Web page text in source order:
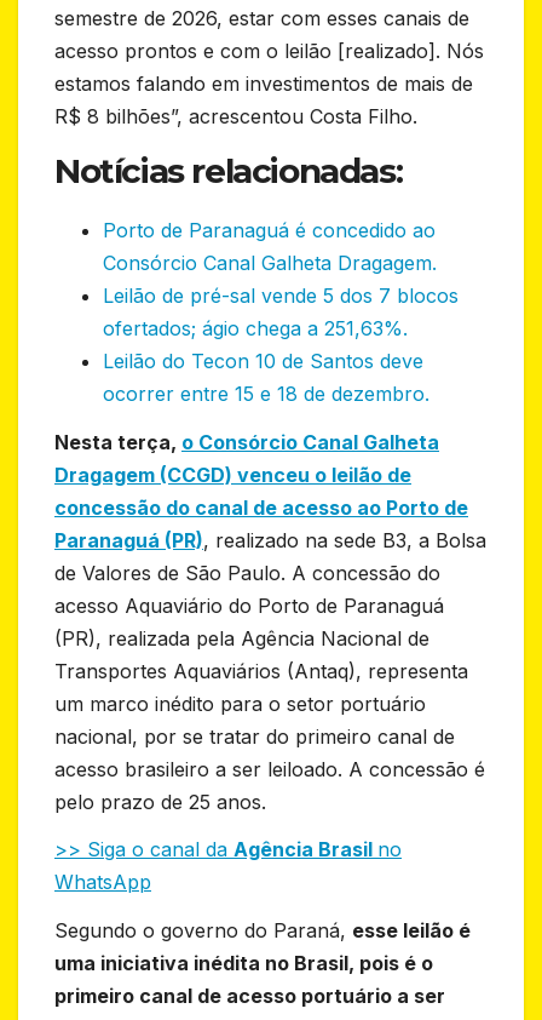
semestre de 2026, estar com esses canais de
acesso prontos e com o leilão [realizado]. Nós
estamos falando em investimentos de mais de
R$ 8 bilhões”, acrescentou Costa Filho.
Notícias relacionadas:
Porto de Paranaguá é concedido ao
Consórcio Canal Galheta Dragagem.
Leilão de pré-sal vende 5 dos 7 blocos
ofertados; ágio chega a 251,63%.
Leilão do Tecon 10 de Santos deve
ocorrer entre 15 e 18 de dezembro.
Nesta terça, o Consórcio Canal Galheta
Dragagem (CCGD) venceu o leilão de
concessão do canal de acesso ao Porto de
Paranaguá (PR), realizado na sede B3, a Bolsa
de Valores de São Paulo. A concessão do
acesso Aquaviário do Porto de Paranaguá
(PR), realizada pela Agência Nacional de
Transportes Aquaviários (Antaq), representa
um marco inédito para o setor portuário
nacional, por se tratar do primeiro canal de
acesso brasileiro a ser leiloado. A concessão é
pelo prazo de 25 anos.
>> Siga o canal da Agência Brasil no
WhatsApp
Segundo o governo do Paraná, esse leilão é
uma iniciativa inédita no Brasil, pois é o
primeiro canal de acesso portuário a ser